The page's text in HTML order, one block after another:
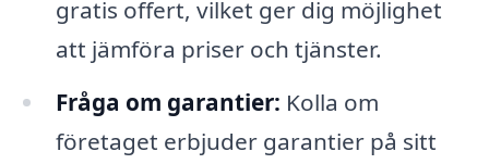
gratis offert, vilket ger dig möjlighet
att jämföra priser och tjänster.
Fråga om garantier: Kolla om
företaget erbjuder garantier på sitt